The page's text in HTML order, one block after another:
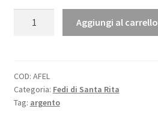
in
argento
925
Aggiungi al carrello
COD: AFEL
Categoria: Fedi di Santa Rita
Tag: argento